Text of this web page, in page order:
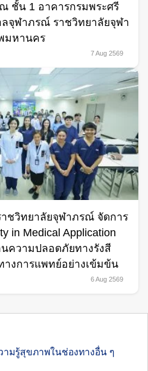
ชั้น 1 อาคารกรมพระศรี
จุฬาภรณ์ ราชวิทยาลัยจุฬา
มหานคร
7 Aug 2569
ชวิทยาลัยจุฬาภรณ์ จัดการ
in Medical Application
นความปลอดภัยทางรังสี
งการแพทย์อย่างเข้มข้น
6 Aug 2569
มรู้สุขภาพในช่องทางอื่น ๆ